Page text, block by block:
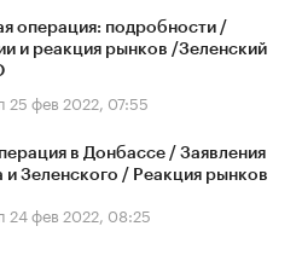
операция: подробности /
и реакция рынков /Зеленский
25 фев 2022, 07:55
в Донбассе / Заявления
и Зеленского / Реакция рынков
24 фев 2022, 08:25